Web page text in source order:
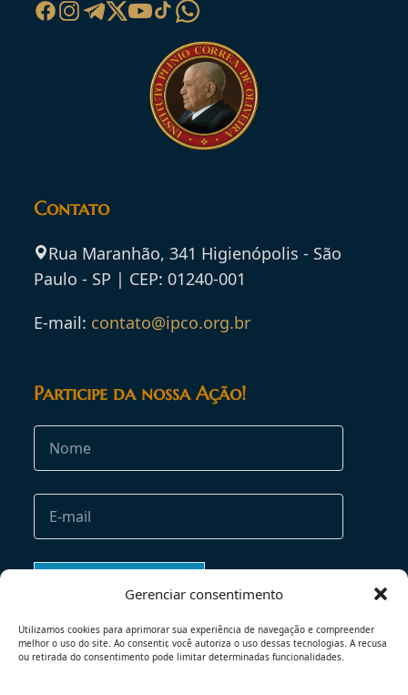
Gerenciar consentimento
Utilizamos cookies para aprimorar sua experiência de navegação e compreender
melhor o uso do site. Ao consentir, você autoriza o uso dessas tecnologias. A recusa
ou retirada do consentimento pode limitar determinadas funcionalidades.
Contato
Rua Maranhão, 341 Higienópolis - São
Paulo - SP | CEP: 01240-001
E-mail: contato@ipco.org.br
Participe da nossa Ação!